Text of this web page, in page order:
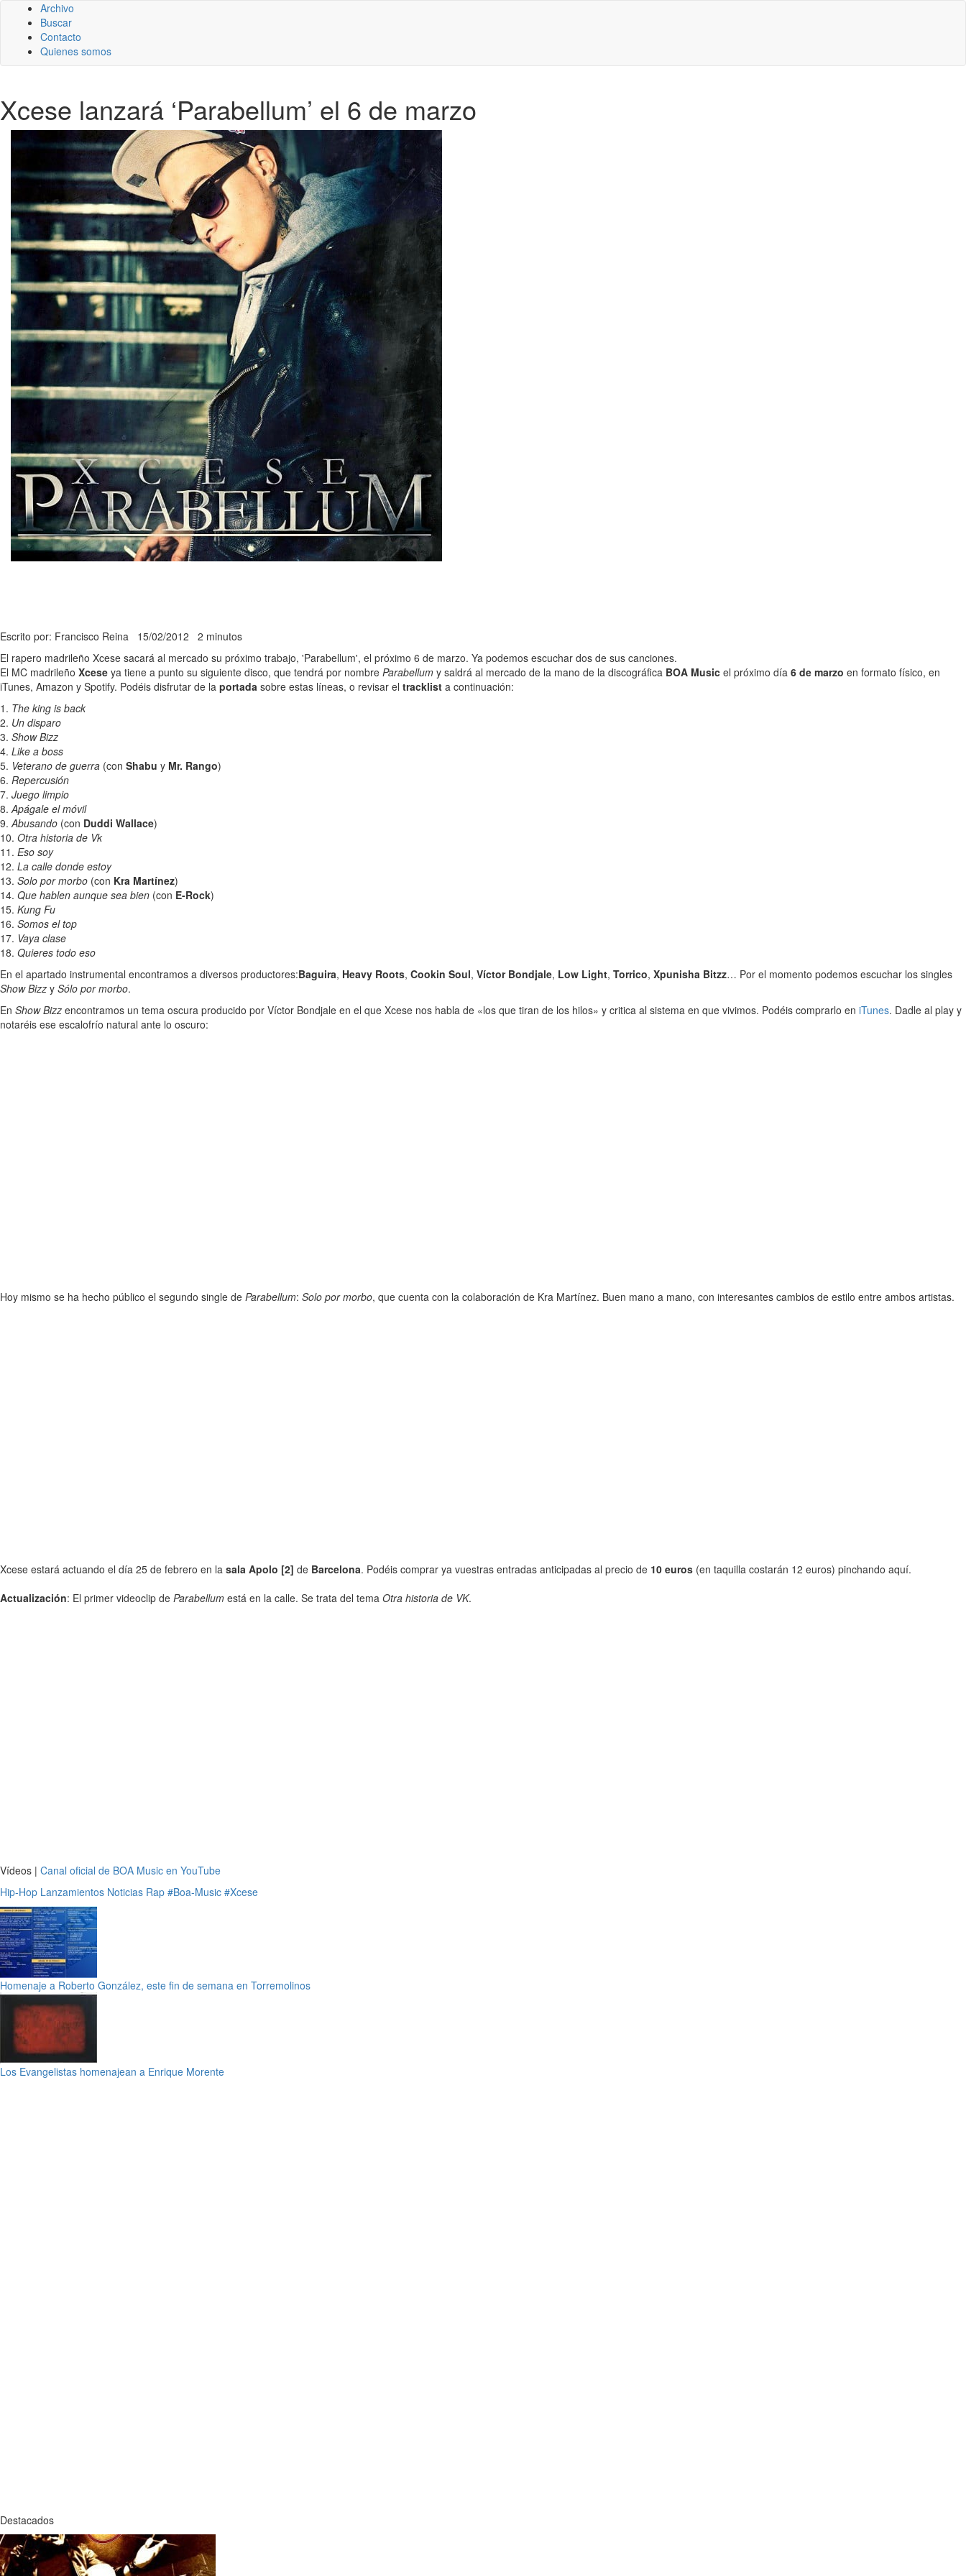
Archivo
Buscar
Contacto
Quienes somos
Xcese lanzará ‘Parabellum’ el 6 de marzo
Escrito por: Francisco Reina 15/02/2012 2 minutos
El rapero madrileño Xcese sacará al mercado su próximo trabajo, 'Parabellum', el próximo 6 de marzo. Ya podemos escuchar dos de sus canciones.
El MC madrileño Xcese ya tiene a punto su siguiente disco, que tendrá por nombre Parabellum y saldrá al mercado de la mano de la discográfica BOA Music el próximo día 6 de marzo en formato físico, en
iTunes, Amazon y Spotify. Podéis disfrutar de la portada sobre estas líneas, o revisar el tracklist a continuación:
1. The king is back
2. Un disparo
3. Show Bizz
4. Like a boss
5. Veterano de guerra (con Shabu y Mr. Rango)
6. Repercusión
7. Juego limpio
8.Apágale el móvil
9.Abusando (con Duddi Wallace)
10. Otra historia de Vk
11. Eso soy
12. La calle donde estoy
13. Solo por morbo (con Kra Martínez)
14. Que hablen aunque sea bien (con E-Rock)
15. Kung Fu
16. Somos el top
17. Vaya clase
18. Quieres todo eso
En el apartado instrumental encontramos a diversos productores:Baguira, Heavy Roots, Cookin Soul, Víctor Bondjale, Low Light, Torrico, Xpunisha Bitzz… Por el momento podemos escuchar los singles
Show Bizz y Sólo por morbo.
En Show Bizz encontramos un tema oscura producido por Víctor Bondjale en el que Xcese nos habla de «los que tiran de los hilos» y critica al sistema en que vivimos. Podéis comprarlo en iTunes. Dadle al play y
notaréis ese escalofrío natural ante lo oscuro:
Hoy mismo se ha hecho público el segundo single de Parabellum: Solo por morbo, que cuenta con la colaboración de Kra Martínez. Buen mano a mano, con interesantes cambios de estilo entre ambos artistas.
Xcese estará actuando el día 25 de febrero en la sala Apolo [2] de Barcelona. Podéis comprar ya vuestras entradas anticipadas al precio de 10 euros (en taquilla costarán 12 euros) pinchando aquí.
Actualización: El primer videoclip de Parabellum está en la calle. Se trata del tema Otra historia de VK.
Vídeos | Canal oficial de BOA Music en YouTube
Hip-Hop Lanzamientos Noticias Rap #Boa-Music #Xcese
Homenaje a Roberto González, este fin de semana en Torremolinos
Los Evangelistas homenajean a Enrique Morente
Destacados